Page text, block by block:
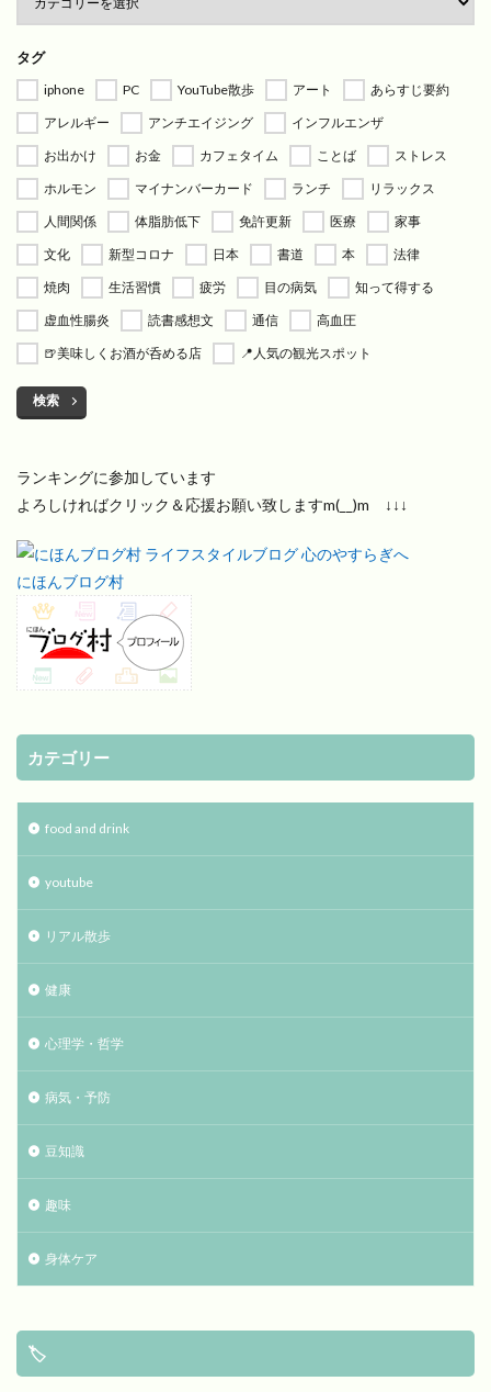
タグ
iphone PC YouTube散歩 アート
あらすじ要約
アレルギー
アンチエイジング
インフルエンザ
お出かけ
お金 カフェタイム ことば
ストレス
ホルモン
マイナンバーカード ランチ
リラックス
人間関係
体脂肪低下 免許更新 医療
家事
文化
新型コロナ 日本 書道 本
法律
焼肉
生活習慣 疲労 目の病気
知って得する
虚血性腸炎
読書感想文 通信
高血圧
🍺美味しくお酒が呑める店
📍人気の観光スポット
検索
ランキングに参加しています
よろしければクリック＆応援お願い致しますm(__)m ↓↓↓
にほんブログ村
カテゴリー
food and drink
youtube
リアル散歩
健康
心理学・哲学
病気・予防
豆知識
趣味
身体ケア
🏷